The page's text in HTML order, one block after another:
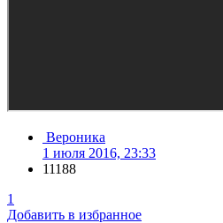
Вероника
1 июля 2016, 23:33
11188
1
Добавить в избранное